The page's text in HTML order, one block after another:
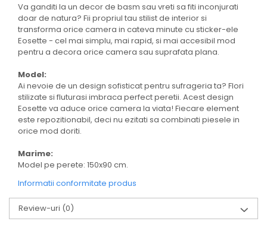
Va ganditi la un decor de basm sau vreti sa fiti inconjurati
doar de natura? Fii propriul tau stilist de interior si
transforma orice camera in cateva minute cu sticker-ele
Eosette - cel mai simplu, mai rapid, si mai accesibil mod
pentru a decora orice camera sau suprafata plana.
Model:
Ai nevoie de un design sofisticat pentru sufrageria ta? Flori
stilizate si fluturasi imbraca perfect peretii. Acest design
Eosette va aduce orice camera la viata! Fiecare element
este repozitionabil, deci nu ezitati sa combinati piesele in
orice mod doriti.
Marime:
Model pe perete: 150x90 cm.
Informatii conformitate produs
Review-uri (0)